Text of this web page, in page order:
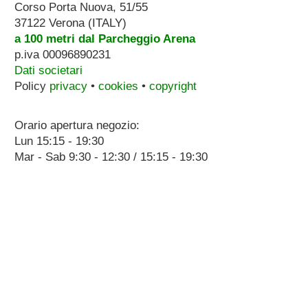
Corso Porta Nuova, 51/55
37122 Verona (ITALY)
a 100 metri dal Parcheggio Arena
p.iva 00096890231
Dati societari
Policy privacy• cookies • copyright
Orario apertura negozio:
Lun 15:15 - 19:30
Mar - Sab 9:30 - 12:30 / 15:15 - 19:30